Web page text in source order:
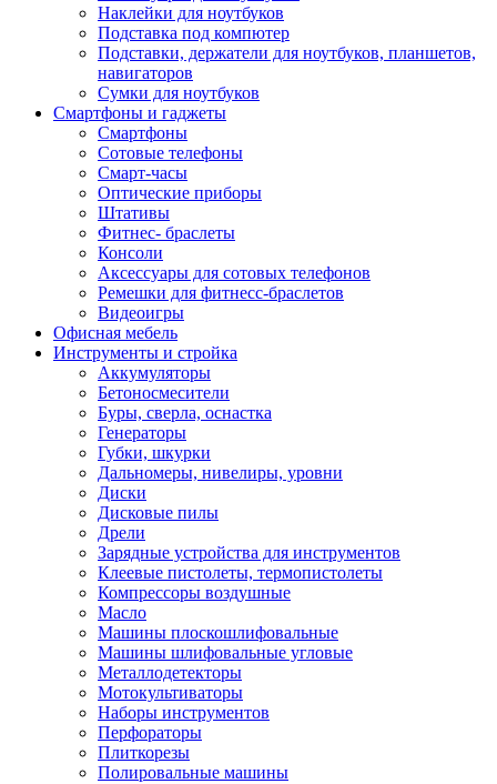
Наклейки для ноутбуков
Подставка под компютер
Подставки, держатели для ноутбуков, планшетов,
навигаторов
Сумки для ноутбуков
Смартфоны и гаджеты
Смартфоны
Сотовые телефоны
Смарт-часы
Оптические приборы
Штативы
Фитнес- браслеты
Консоли
Аксессуары для сотовых телефонов
Ремешки для фитнесс-браслетов
Видеоигры
Офисная мебель
Инструменты и стройка
Аккумуляторы
Бетоносмесители
Буры, сверла, оснастка
Генераторы
Губки, шкурки
Дальномеры, нивелиры, уровни
Диски
Дисковые пилы
Дрели
Зарядные устройства для инструментов
Клеевые пистолеты, термопистолеты
Компрессоры воздушные
Масло
Машины плоскошлифовальные
Машины шлифовальные угловые
Металлодетекторы
Мотокультиваторы
Наборы инструментов
Перфораторы
Плиткорезы
Полировальные машины